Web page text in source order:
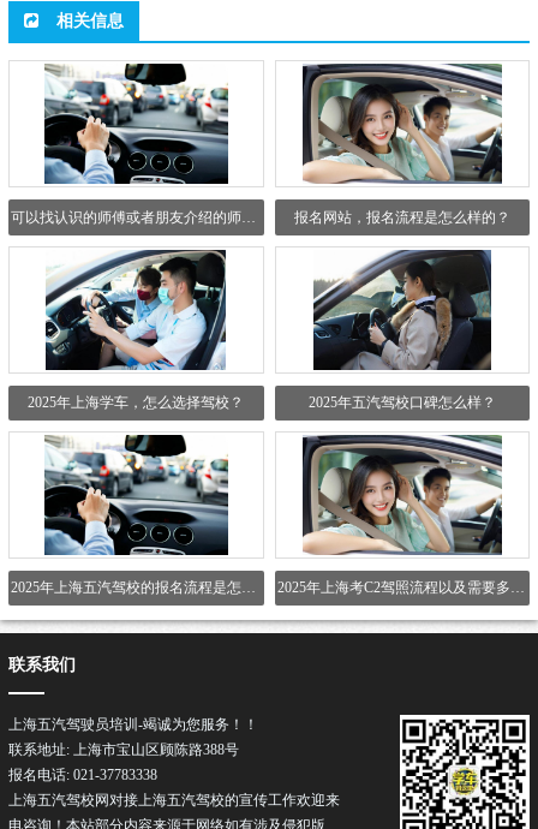
相关信息
报名网站，报名流程是怎么样的？
2025年上海学车，怎么选择驾校？ 2025年五汽驾校口碑怎么样？
2025年上海五汽驾校的报名流程是怎么样的？ 2025年上海考C2驾照流程以及需要多少时间？
联系我们
上海五汽驾驶员培训-竭诚为您服务！！
联系地址: 上海市宝山区顾陈路388号
报名电话: 021-37783338
上海五汽驾校网对接上海五汽驾校的宣传工作欢迎来